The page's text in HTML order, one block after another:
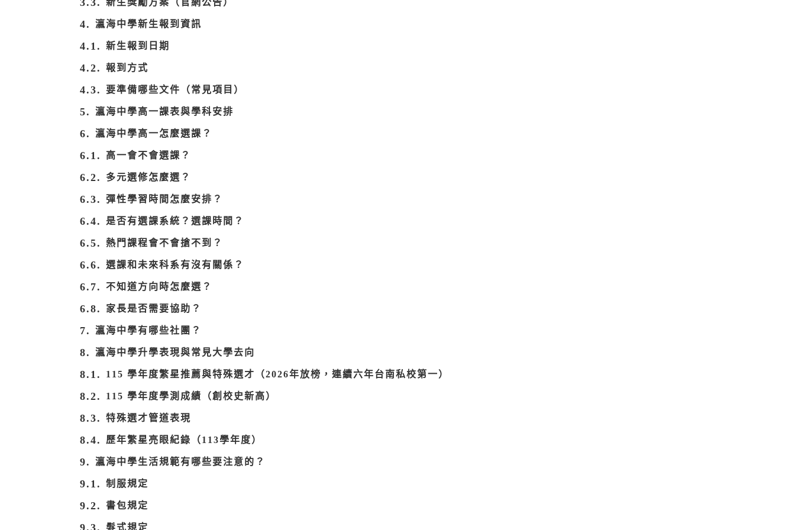
新生獎勵方案（官網公告）
瀛海中學新生報到資訊
新生報到日期
報到方式
要準備哪些文件（常見項目）
瀛海中學高一課表與學科安排
瀛海中學高一怎麼選課？
高一會不會選課？
多元選修怎麼選？
彈性學習時間怎麼安排？
是否有選課系統？選課時間？
熱門課程會不會搶不到？
選課和未來科系有沒有關係？
不知道方向時怎麼選？
家長是否需要協助？
瀛海中學有哪些社團？
瀛海中學升學表現與常見大學去向
115 學年度繁星推薦與特殊選才（2026年放榜，連續六年台南私校第一）
115 學年度學測成績（創校史新高）
特殊選才管道表現
歷年繁星亮眼紀錄（113學年度）
瀛海中學生活規範有哪些要注意的？
制服規定
書包規定
髮式規定